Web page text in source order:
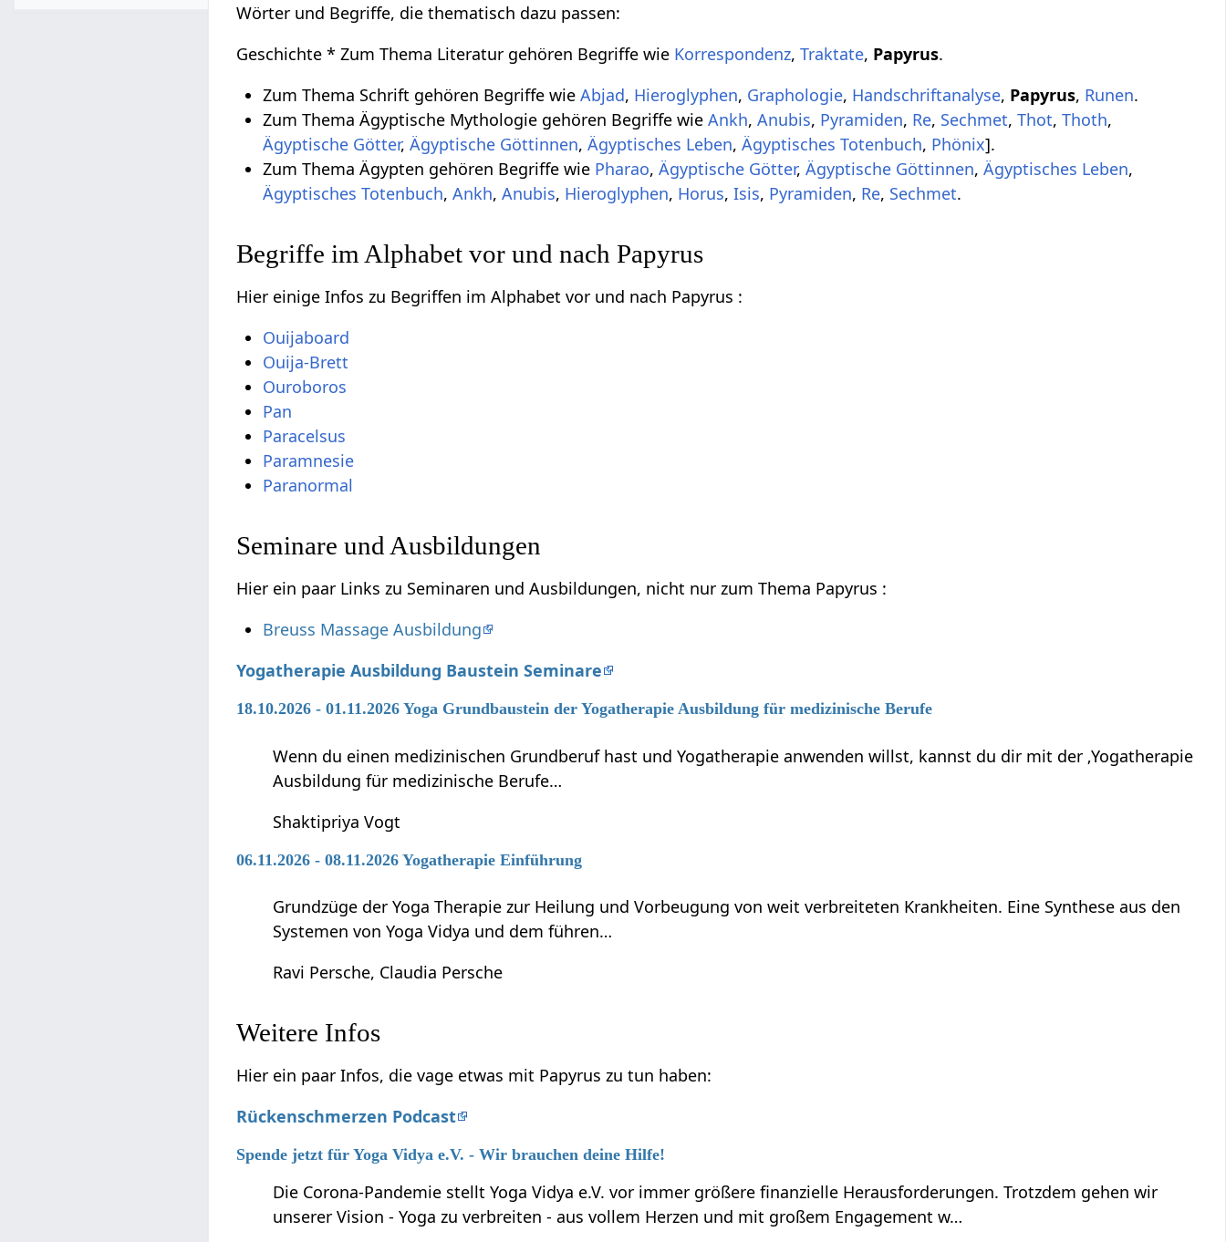
Wörter und Begriffe, die thematisch dazu passen:
Geschichte * Zum Thema Literatur gehören Begriffe wie Korrespondenz,Traktate, Papyrus.
Zum Thema Schrift gehören Begriffe wieAbjad, Hieroglyphen, Graphologie, Handschriftanalyse, Papyrus, Runen.
Zum Thema Ägyptische Mythologie gehören Begriffe wieAnkh,Anubis, Pyramiden, Re, Sechmet,Thot,Thoth,
Ägyptische Götter,Ägyptische Göttinnen,Ägyptisches Leben,Ägyptisches Totenbuch, Phönix].
Zum Thema Ägypten gehören Begriffe wie Pharao,Ägyptische Götter,Ägyptische Göttinnen,Ägyptisches Leben,
Ägyptisches Totenbuch,Ankh,Anubis, Hieroglyphen, Horus,Isis, Pyramiden, Re, Sechmet.
Begriffe im Alphabet vor und nach Papyrus
Hier einige Infos zu Begriffen im Alphabet vor und nach Papyrus :
Ouijaboard
Ouija-Brett
Ouroboros
Pan
Paracelsus
Paramnesie
Paranormal
Seminare und Ausbildungen
Hier ein paar Links zu Seminaren und Ausbildungen, nicht nur zum Thema Papyrus :
Breuss Massage Ausbildung
Yogatherapie Ausbildung Baustein Seminare
18.10.2026 - 01.11.2026 Yoga Grundbaustein der Yogatherapie Ausbildung für medizinische Berufe
Wenn du einen medizinischen Grundberuf hast und Yogatherapie anwenden willst, kannst du dir mit der ‚Yogatherapie
Ausbildung für medizinische Berufe…
Shaktipriya Vogt
06.11.2026 - 08.11.2026 Yogatherapie Einführung
Grundzüge der Yoga Therapie zur Heilung und Vorbeugung von weit verbreiteten Krankheiten. Eine Synthese aus den
Systemen von Yoga Vidya und dem führen…
Ravi Persche, Claudia Persche
Weitere Infos
Hier ein paar Infos, die vage etwas mit Papyrus zu tun haben:
Rückenschmerzen Podcast
Spende jetzt für Yoga Vidya e.V. - Wir brauchen deine Hilfe!
Die Corona-Pandemie stellt Yoga Vidya e.V. vor immer größere finanzielle Herausforderungen. Trotzdem gehen wir
unserer Vision - Yoga zu verbreiten - aus vollem Herzen und mit großem Engagement w…